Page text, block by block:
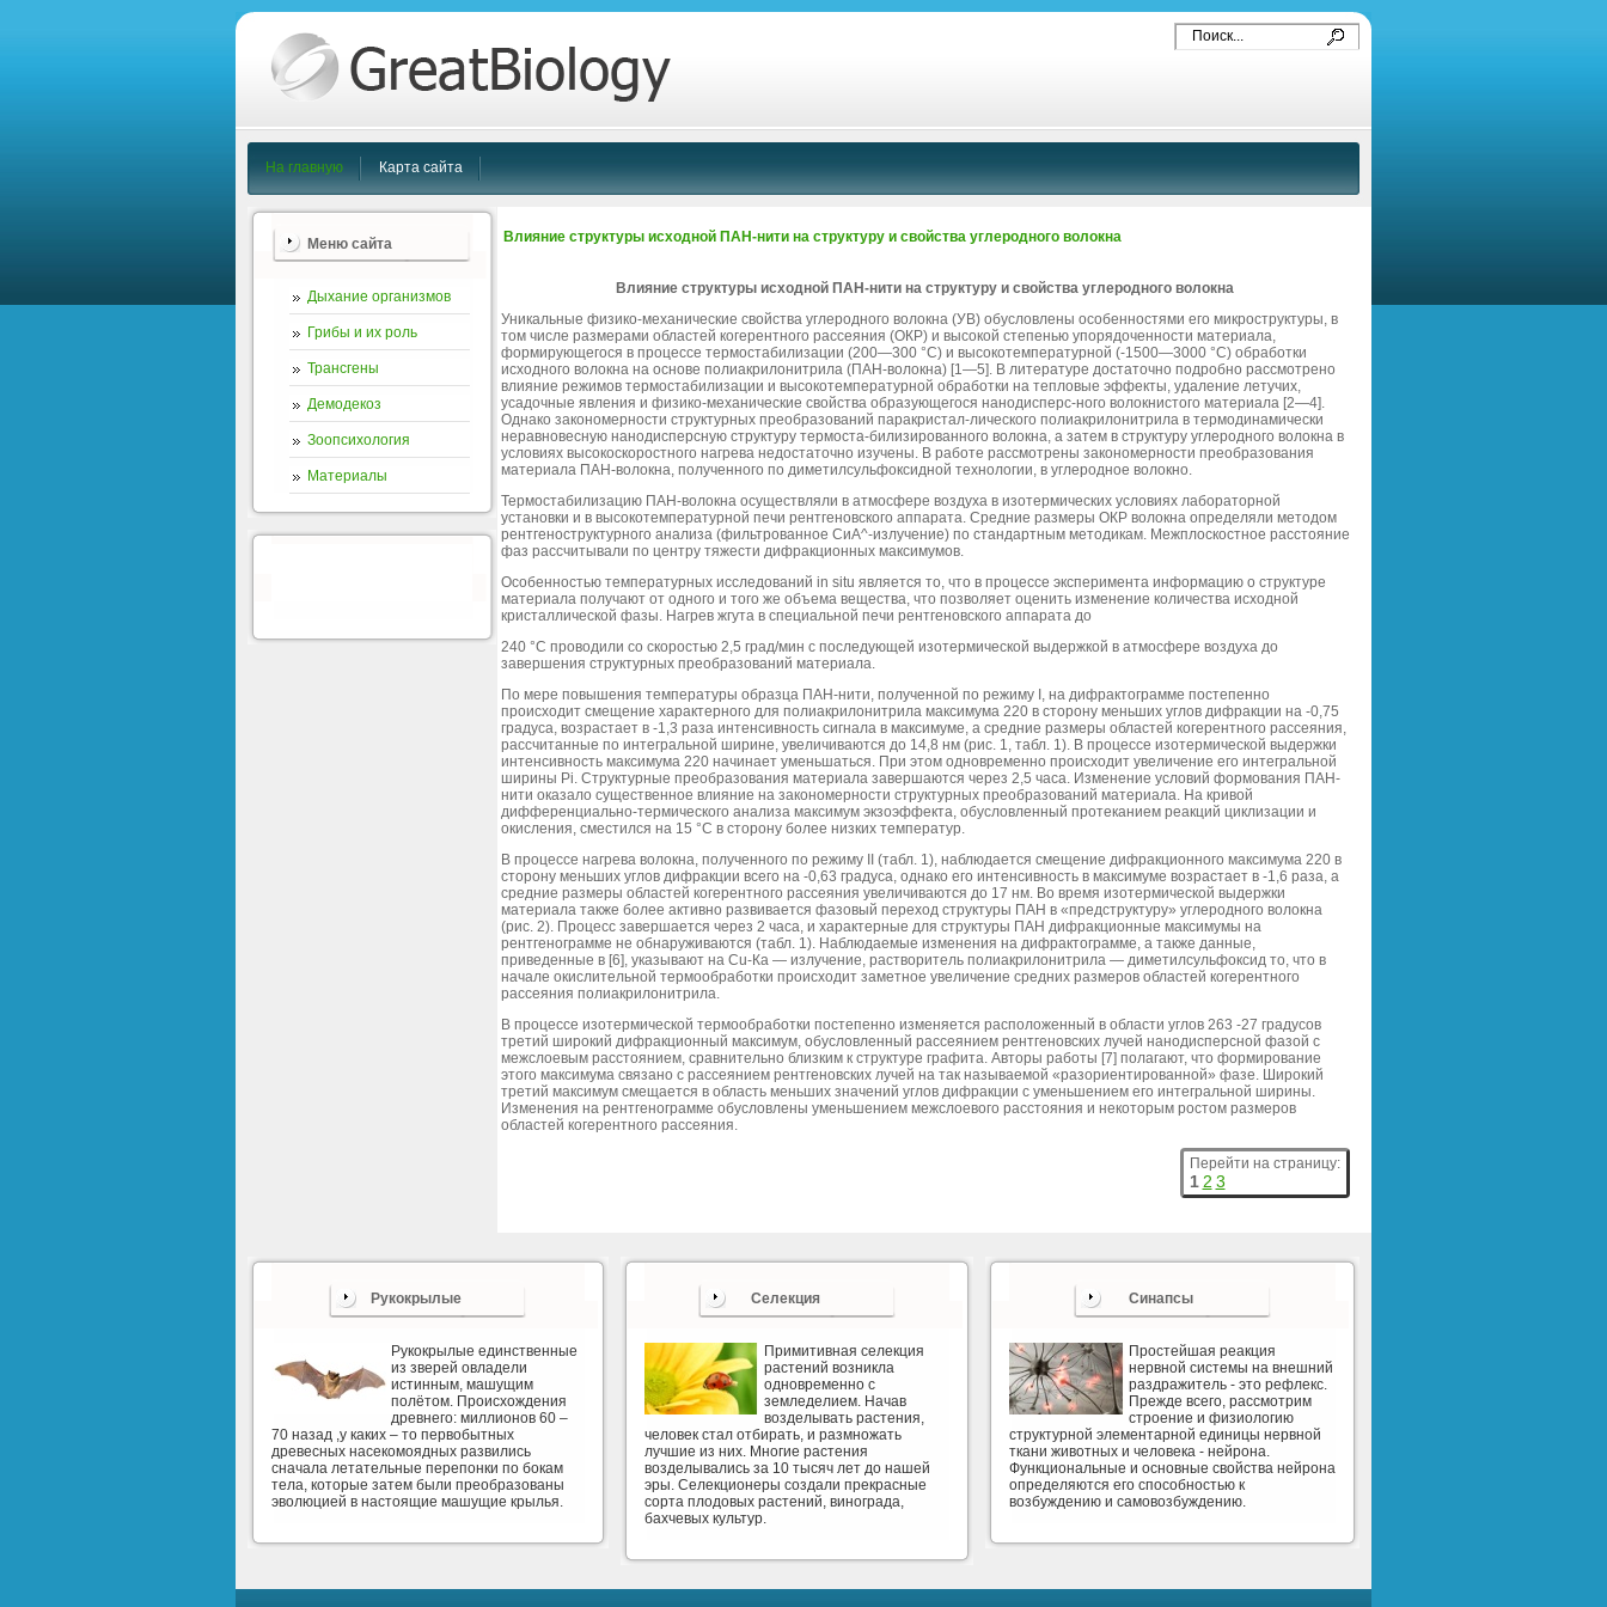
На главную Карта сайта
Влияние структуры исходной ПАН-нити на структуру и свойства углеродного волокна
Влияние структуры исходной ПАН-нити на структуру и свойства углеродного волокна
Уникальные физико-механические свойства углеродного волокна (УВ) обусловлены особенностями его микроструктуры, в
том числе размерами областей когерентного рассеяния (ОКР) и высокой степенью упорядоченности материала,
формирующегося в процессе термостабилизации (200—300 °С) и высокотемпературной (-1500—3000 °С) обработки
исходного волокна на основе полиакрилонитрила (ПАН-волокна) [1—5]. В литературе достаточно подробно рассмотрено
влияние режимов термостабилизации и высокотемпературной обработки на тепловые эффекты, удаление летучих,
усадочные явления и физико-механические свойства образующегося нанодисперс-ного волокнистого материала [2—4].
Однако закономерности структурных преобразований паракристал-лического полиакрилонитрила в термодинамически
неравновесную нанодисперсную структуру термоста-билизированного волокна, а затем в структуру углеродного волокна в
условиях высокоскоростного нагрева недостаточно изучены. В работе рассмотрены закономерности преобразования
материала ПАН-волокна, полученного по диметилсульфоксидной технологии, в углеродное волокно.
Термостабилизацию ПАН-волокна осуществляли в атмосфере воздуха в изотермических условиях лабораторной
установки и в высокотемпературной печи рентгеновского аппарата. Средние размеры ОКР волокна определяли методом
рентгеноструктурного анализа (фильтрованное СиА^-излучение) по стандартным методикам. Межплоскостное расстояние
фаз рассчитывали по центру тяжести дифракционных максимумов.
Особенностью температурных исследований in situ является то, что в процессе эксперимента информацию о структуре
материала получают от одного и того же объема вещества, что позволяет оценить изменение количества исходной
кристаллической фазы. Нагрев жгута в специальной печи рентгеновского аппарата до
240 °С проводили со скоростью 2,5 град/мин с последующей изотермической выдержкой в атмосфере воздуха до
завершения структурных преобразований материала.
По мере повышения температуры образца ПАН-нити, полученной по режиму I, на дифрактограмме постепенно
происходит смещение характерного для полиакрилонитрила максимума 220 в сторону меньших углов дифракции на -0,75
градуса, возрастает в -1,3 раза интенсивность сигнала в максимуме, а средние размеры областей когерентного рассеяния,
рассчитанные по интегральной ширине, увеличиваются до 14,8 нм (рис. 1, табл. 1). В процессе изотермической выдержки
интенсивность максимума 220 начинает уменьшаться. При этом одновременно происходит увеличение его интегральной
ширины Pi. Структурные преобразования материала завершаются через 2,5 часа. Изменение условий формования ПАН-
нити оказало существенное влияние на закономерности структурных преобразований материала. На кривой
дифференциально-термического анализа максимум экзоэффекта, обусловленный протеканием реакций циклизации и
окисления, сместился на 15 °С в сторону более низких температур.
В процессе нагрева волокна, полученного по режиму II (табл. 1), наблюдается смещение дифракционного максимума 220 в
сторону меньших углов дифракции всего на -0,63 градуса, однако его интенсивность в максимуме возрастает в -1,6 раза, а
средние размеры областей когерентного рассеяния увеличиваются до 17 нм. Во время изотермической выдержки
материала также более активно развивается фазовый переход структуры ПАН в «предструктуру» углеродного волокна
(рис. 2). Процесс завершается через 2 часа, и характерные для структуры ПАН дифракционные максимумы на
рентгенограмме не обнаруживаются (табл. 1). Наблюдаемые изменения на дифрактограмме, а также данные,
приведенные в [6], указывают на Cu-Ка — излучение, растворитель полиакрилонитрила — диметилсульфоксид то, что в
начале окислительной термообработки происходит заметное увеличение средних размеров областей когерентного
рассеяния полиакрилонитрила.
В процессе изотермической термообработки постепенно изменяется расположенный в области углов 263 -27 градусов
третий широкий дифракционный максимум, обусловленный рассеянием рентгеновских лучей нанодисперсной фазой с
межслоевым расстоянием, сравнительно близким к структуре графита. Авторы работы [7] полагают, что формирование
этого максимума связано с рассеянием рентгеновских лучей на так называемой «разориентированной» фазе. Широкий
третий максимум смещается в область меньших значений углов дифракции с уменьшением его интегральной ширины.
Изменения на рентгенограмме обусловлены уменьшением межслоевого расстояния и некоторым ростом размеров
областей когерентного рассеяния.
Перейти на страницу:
1 2 3
Меню сайта
Дыхание организмов
Грибы и их роль
Трансгены
Демодекоз
Зоопсихология
Материалы
Рукокрылые
Рукокрылые единственные
из зверей овладели
истинным, машущим
полётом. Происхождения
древнего: миллионов 60 –
70 назад ,у каких – то первобытных
древесных насекомоядных развились
сначала летательные перепонки по бокам
тела, которые затем были преобразованы
эволюцией в настоящие машущие крылья.
Селекция
Примитивная селекция
растений возникла
одновременно с
земледелием. Начав
возделывать растения,
человек стал отбирать, и размножать
лучшие из них. Многие растения
возделывались за 10 тысяч лет до нашей
эры. Селекционеры создали прекрасные
сорта плодовых растений, винограда,
бахчевых культур.
Синапсы
Простейшая реакция
нервной системы на внешний
раздражитель - это рефлекс.
Прежде всего, рассмотрим
строение и физиологию
структурной элементарной единицы нервной
ткани животных и человека - нейрона.
Функциональные и основные свойства нейрона
определяются его способностью к
возбуждению и самовозбуждению.